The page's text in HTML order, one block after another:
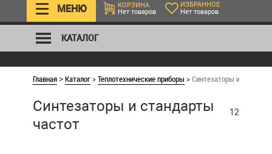
МЕНЮ
КОРЗИНА
Нет товаров
ИЗБРАННОЕ
Нет товаров
КАТАЛОГ
Главная >Каталог>Теплотехнические приборы >Синтезаторы и
Синтезаторы и стандарты
частот
12